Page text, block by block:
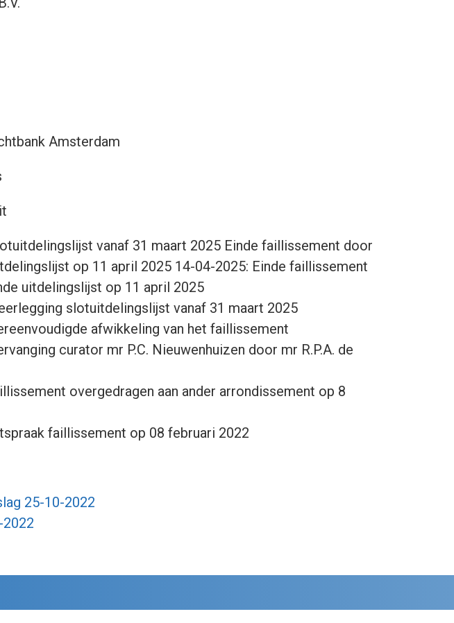
Amsterdam
vanaf 31 maart 2025 Einde faillissement door
op 11 april 2025 14-04-2025: Einde faillissement
uitdelingslijst op 11 april 2025
slotuitdelingslijst vanaf 31 maart 2025
afwikkeling van het faillissement
curator mr P.C. Nieuwenhuizen door mr R.P.A. de
overgedragen aan ander arrondissement op 8
faillissement op 08 februari 2022
25-10-2022